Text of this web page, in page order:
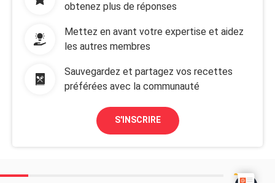
obtenez plus de réponses
Mettez en avant votre expertise et aidez
les autres membres
Sauvegardez et partagez vos recettes
préférées avec la communauté
S'INSCRIRE